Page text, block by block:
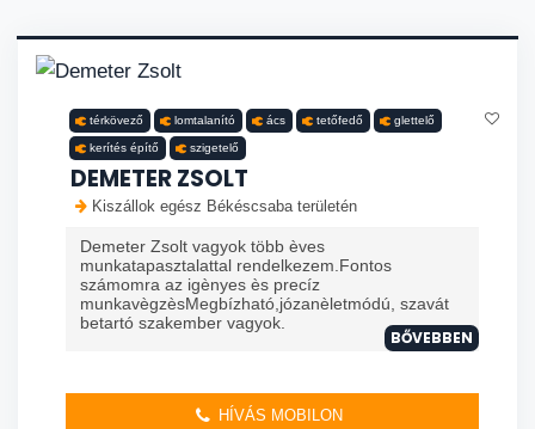
térkövező lomtalanító ács tetőfedő glettelő
kerítés építő szigetelő
DEMETER ZSOLT
Kiszállok egész Békéscsaba területén
Demeter Zsolt vagyok több èves
munkatapasztalattal rendelkezem.Fontos
számomra az igènyes ès precíz
munkavègzèsMegbízható,józanèletmódú, szavát
betartó szakember vagyok.
BŐVEBBEN
HÍVÁS MOBILON